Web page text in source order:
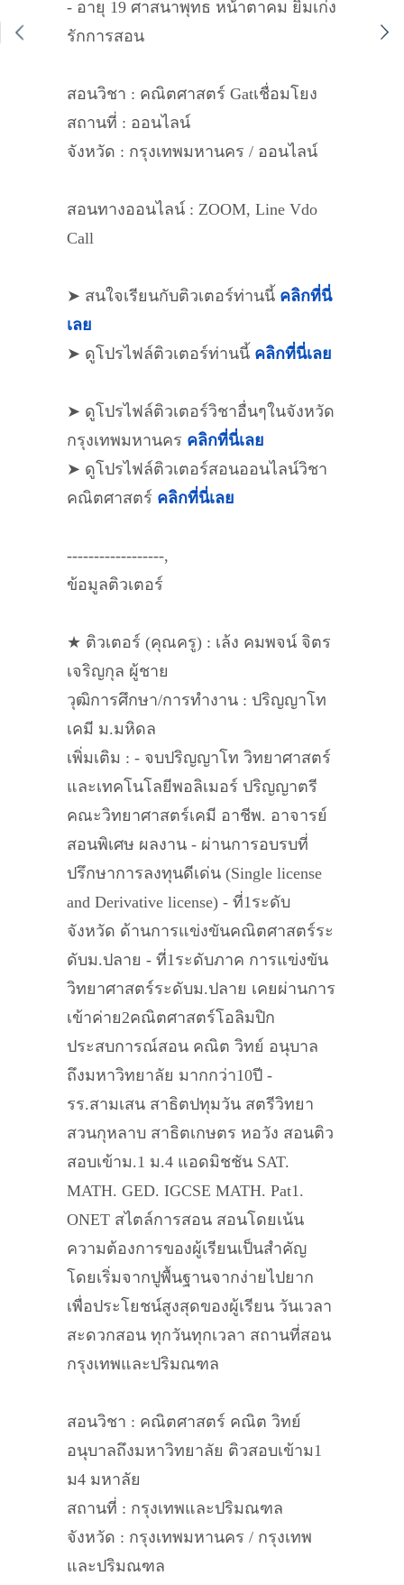
- อายุ 19 ศาสนาพุทธ หน้าตาคม ยิ้มเก่ง
รักการสอน
สอนวิชา : คณิตศาสตร์ Gatเชื่อมโยง
สถานที่ : ออนไลน์
จังหวัด : กรุงเทพมหานคร / ออนไลน์
สอนทางออนไลน์ : ZOOM, Line Vdo
Call
➤ สนใจเรียนกับติวเตอร์ท่านนี้ คลิกที่นี่
เลย
➤ ดูโปรไฟล์ติวเตอร์ท่านนี้ คลิกที่นี่เลย
➤ ดูโปรไฟล์ติวเตอร์วิชาอื่นๆในจังหวัด
กรุงเทพมหานคร คลิกที่นี่เลย
➤ ดูโปรไฟล์ติวเตอร์สอนออนไลน์วิชา
คณิตศาสตร์ คลิกที่นี่เลย
------------------,
ข้อมูลติวเตอร์
★ ติวเตอร์ (คุณครู) : เล้ง คมพจน์ จิตร
เจริญกุล ผู้ชาย
วุฒิการศึกษา/การทำงาน : ปริญญาโท
เคมี ม.มหิดล
เพิ่มเติม : - จบปริญญาโท วิทยาศาสตร์
และเทคโนโลยีพอลิเมอร์ ปริญญาตรี
คณะวิทยาศาสตร์เคมี อาชีพ. อาจารย์
สอนพิเศษ ผลงาน - ผ่านการอบรบที่
ปรึกษาการลงทุนดีเด่น (Single license
and Derivative license) - ที่1ระดับ
จังหวัด ด้านการแข่งขันคณิตศาสตร์ระ
ดับม.ปลาย - ที่1ระดับภาค การแข่งขัน
วิทยาศาสตร์ระดับม.ปลาย เคยผ่านการ
เข้าค่าย2คณิตศาสตร์โอลิมปิก
ประสบการณ์สอน คณิต วิทย์ อนุบาล
ถึงมหาวิทยาลัย มากกว่า10ปี -
รร.สามเสน สาธิตปทุมวัน สตรีวิทยา
สวนกุหลาบ สาธิตเกษตร หอวัง สอนติว
สอบเข้าม.1 ม.4 แอดมิชชัน SAT.
MATH. GED. IGCSE MATH. Pat1.
ONET สไตล์การสอน สอนโดยเน้น
ความต้องการของผู้เรียนเป็นสำคัญ
โดยเริ่มจากปูพื้นฐานจากง่ายไปยาก
เพื่อประโยชน์สูงสุดของผู้เรียน วันเวลา
สะดวกสอน ทุกวันทุกเวลา สถานที่สอน
กรุงเทพและปริมณฑล
สอนวิชา : คณิตศาสตร์ คณิต วิทย์
อนุบาลถึงมหาวิทยาลัย ติวสอบเข้าม1
ม4 มหาลัย
สถานที่ : กรุงเทพและปริมณฑล
จังหวัด : กรุงเทพมหานคร / กรุงเทพ
และปริมณฑล